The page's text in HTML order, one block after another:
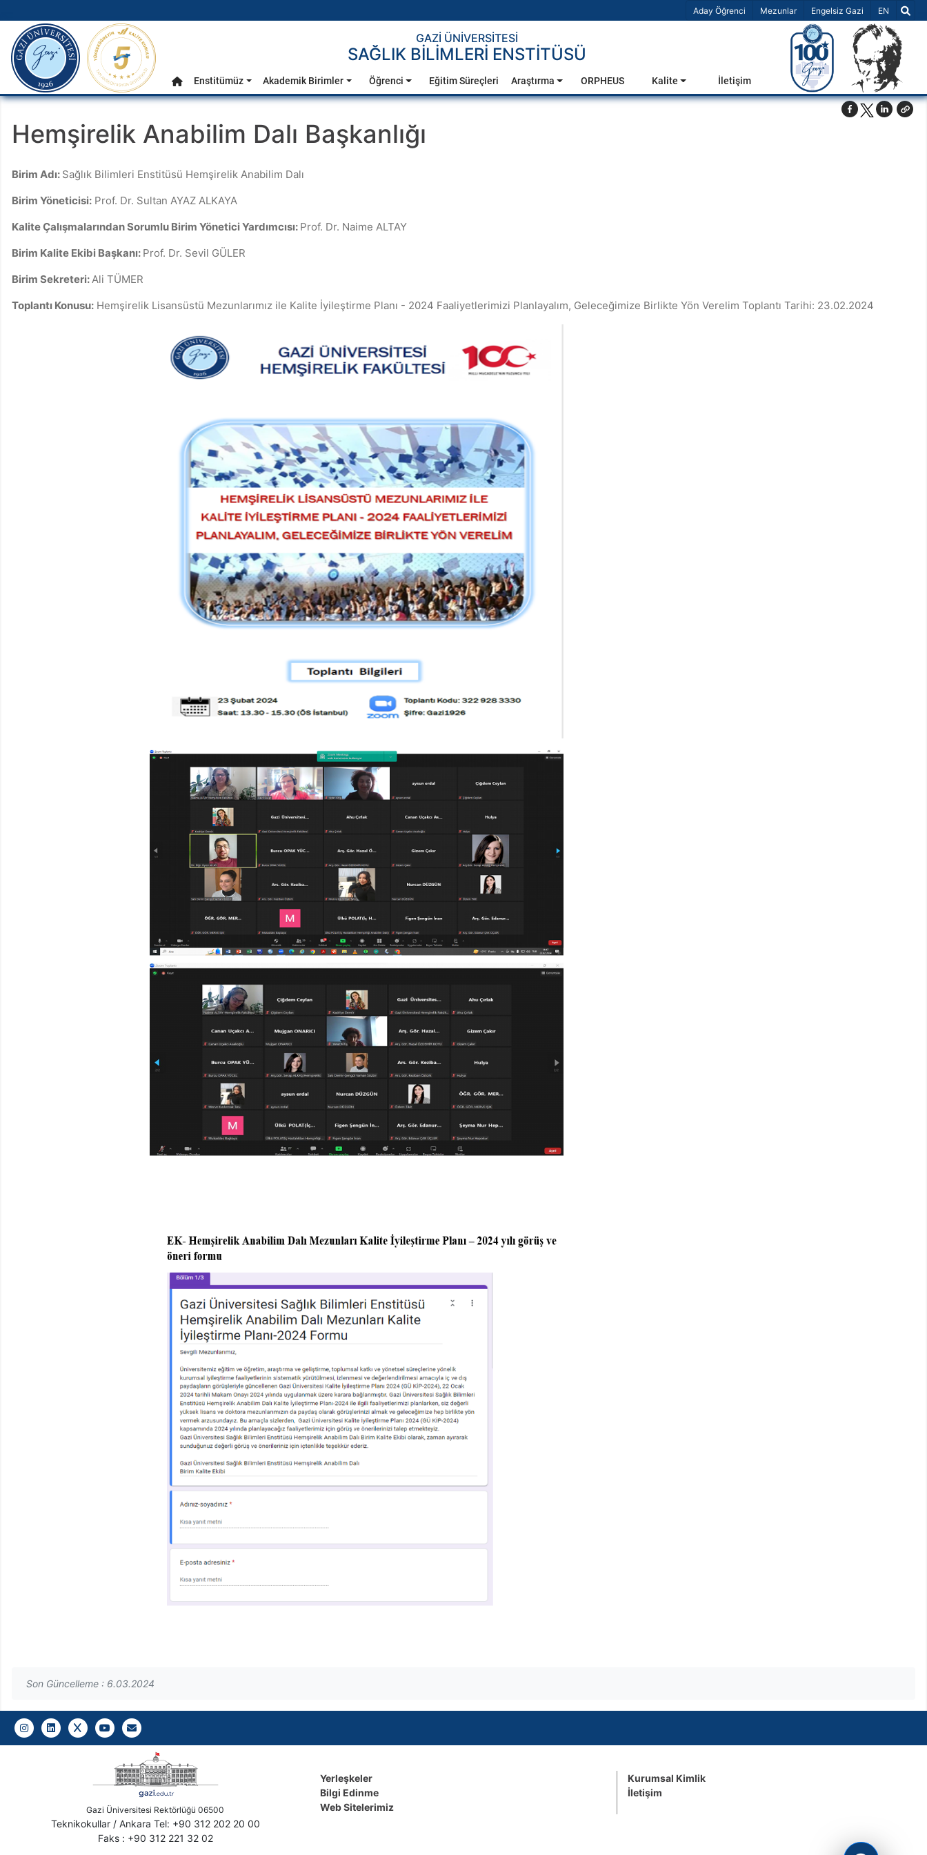
Aday Öğrenci Mezunlar Engelsiz Gazi Dil Seçiniz
EN
Ana Menü
gazi.edu.tr
GAZİ ÜNİVERSİTESİ
SAĞLIK BİLİMLERİ ENSTİTÜSÜ
Anasayfa
Enstitümüz Akademik Birimler Öğrenci Eğitim Süreçleri Araştırma ORPHEUS Kalite İletişim
Hemşirelik Anabilim Dalı Başkanlığı
Birim Adı: Sağlık Bilimleri Enstitüsü Hemşirelik Anabilim Dalı
Birim Yöneticisi: Prof. Dr. Sultan AYAZ ALKAYA
Kalite Çalışmalarından Sorumlu Birim Yönetici Yardımcısı: Prof. Dr. Naime ALTAY
Birim Kalite Ekibi Başkanı: Prof. Dr. Sevil GÜLER
Birim Sekreteri:Ali TÜMER
Toplantı Konusu: Hemşirelik Lisansüstü Mezunlarımız ile Kalite İyileştirme Planı - 2024 Faaliyetlerimizi Planlayalım, Geleceğimize Birlikte Yön Verelim Toplantı Tarihi: 23.02.2024
Son Güncelleme : 6.03.2024
Gazi E-Mail
Gazi Üniversitesi Rektörlüğü 06500
Teknikokullar / Ankara Tel: +90 312 202 20 00
Faks : +90 312 221 32 02
Yerleşkeler
Bilgi Edinme
Web Sitelerimiz
Kurumsal Kimlik
İletişim